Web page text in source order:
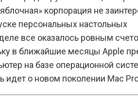
корпорация не
персональных настольных
все оказалось ровным
в ближайшие месяцы Apple
на базе операционной
идет о новом поколении Mac